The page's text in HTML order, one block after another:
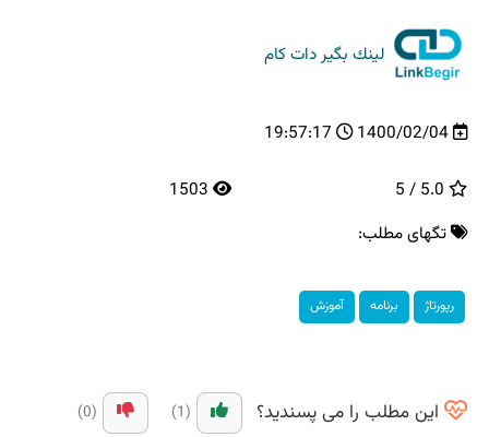
لینك بگیر دات كام
1400/02/04
19:57:17
تگهای مطلب:
رپورتاژ برنامه آموزش
این مطلب را می پسندید؟ (1)
(0)